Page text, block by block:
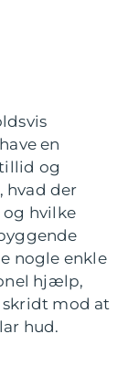
en
og
hvad der
og hvilke
nogle enkle
hjælp,
mod at
hud.